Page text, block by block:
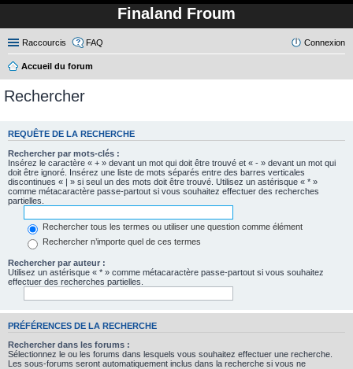
Finaland Froum
Raccourcis FAQ Connexion
Accueil du forum
Rechercher
REQUÊTE DE LA RECHERCHE
Rechercher par mots-clés :
Insérez le caractère « + » devant un mot qui doit être trouvé et « - » devant un mot qui
doit être ignoré. Insérez une liste de mots séparés entre des barres verticales
discontinues « | » si seul un des mots doit être trouvé. Utilisez un astérisque « * »
comme métacaractère passe-partout si vous souhaitez effectuer des recherches
partielles.
Rechercher tous les termes ou utiliser une question comme élément
Rechercher n’importe quel de ces termes
Rechercher par auteur :
Utilisez un astérisque « * » comme métacaractère passe-partout si vous souhaitez
effectuer des recherches partielles.
PRÉFÉRENCES DE LA RECHERCHE
Rechercher dans les forums :
Sélectionnez le ou les forums dans lesquels vous souhaitez effectuer une recherche.
Les sous-forums seront automatiquement inclus dans la recherche si vous ne